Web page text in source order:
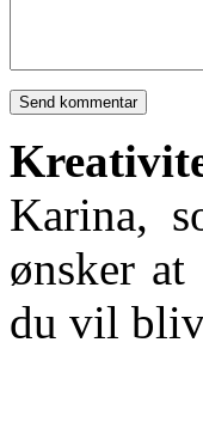
Karina,
ønsker
du vil